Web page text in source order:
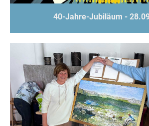
40-Jahre-Jubiläum -